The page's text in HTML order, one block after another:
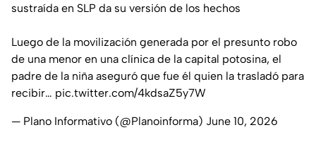
sustraída en SLP da su versión de los hechos
Luego de la movilización generada por el presunto robo
de una menor en una clínica de la capital potosina, el
padre de la niña aseguró que fue él quien la trasladó para
recibir… pic.twitter.com/4kdsaZ5y7W
— Plano Informativo (@Planoinforma) June 10, 2026